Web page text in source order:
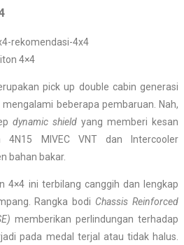
4×4
pick up double cabin generasi
beberapa pembaruan. Nah,
dynamic shield yang memberi kesan
4N15 MIVEC VNT dan Intercooler
bahan bakar.
4×4 ini terbilang canggih dan lengkap
Rangka bodi Chassis Reinforced
memberikan perlindungan terhadap
pada medal terjal atau tidak halus.